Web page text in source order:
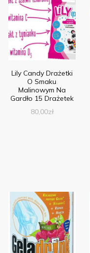
Lily Candy Drażetki
O Smaku
Malinowym Na
Gardło 15 Drażetek
80,00zł